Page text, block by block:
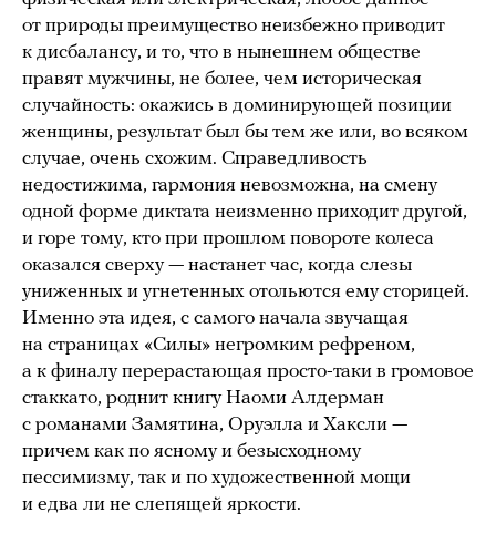
от природы преимущество неизбежно приводит
к дисбалансу, и то, что в нынешнем обществе
правят мужчины, не более, чем историческая
случайность: окажись в доминирующей позиции
женщины, результат был бы тем же или, во всяком
случае, очень схожим. Справедливость
недостижима, гармония невозможна, на смену
одной форме диктата неизменно приходит другой,
и горе тому, кто при прошлом повороте колеса
оказался сверху — настанет час, когда слезы
униженных и угнетенных отольются ему сторицей.
Именно эта идея, с самого начала звучащая
на страницах «Силы» негромким рефреном,
а к финалу перерастающая просто-таки в громовое
стаккато, роднит книгу Наоми Алдерман
с романами Замятина, Оруэлла и Хаксли —
причем как по ясному и безысходному
пессимизму, так и по художественной мощи
и едва ли не слепящей яркости.